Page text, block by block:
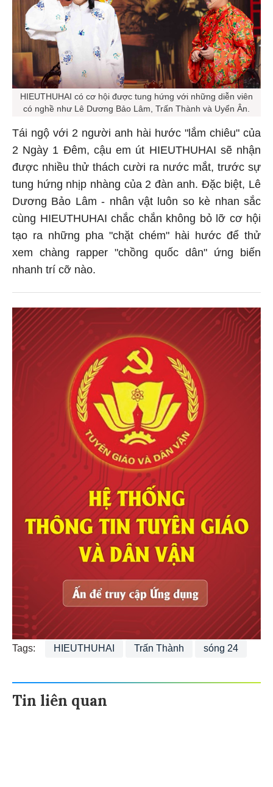
HIEUTHUHAI có cơ hội được tung hứng với những diễn viên
có nghề như Lê Dương Bảo Lâm, Trấn Thành và Uyển Ân.
Tái ngộ với 2 người anh hài hước "lắm chiêu" của
2 Ngày 1 Đêm, cậu em út HIEUTHUHAI sẽ nhận
được nhiều thử thách cười ra nước mắt, trước sự
tung hứng nhịp nhàng của 2 đàn anh. Đặc biệt, Lê
Dương Bảo Lâm - nhân vật luôn so kè nhan sắc
cùng HIEUTHUHAI chắc chắn không bỏ lỡ cơ hội
tạo ra những pha "chặt chém" hài hước để thử
xem chàng rapper "chồng quốc dân" ứng biến
nhanh trí cỡ nào.
Tags: HIEUTHUHAI Trấn Thành sóng 24
Tin liên quan